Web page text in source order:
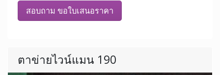
สอบถาม ขอใบเสนอราคา
ตาข่ายไวน์แมน 190